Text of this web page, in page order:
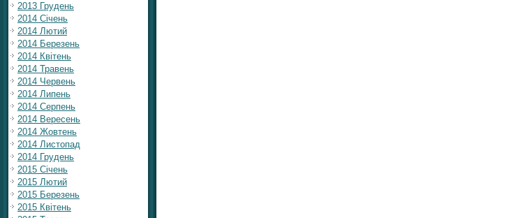
2013 Грудень
2014 Січень
2014 Лютий
2014 Березень
2014 Квітень
2014 Травень
2014 Червень
2014 Липень
2014 Серпень
2014 Вересень
2014 Жовтень
2014 Листопад
2014 Грудень
2015 Січень
2015 Лютий
2015 Березень
2015 Квітень